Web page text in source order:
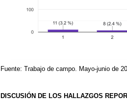
Fuente: Trabajo de campo. Mayo-junio de
DISCUSIÓN DE LOS HALLAZGOS